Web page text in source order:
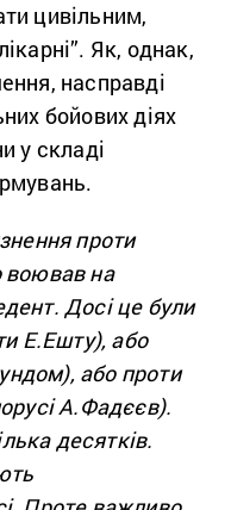
цивільним,
Як, однак,
насправді
бойових діях
у складі
проти
воював на
Досі це були
Е.Ешту), або
або проти
А.Фадєєв).
десятків.